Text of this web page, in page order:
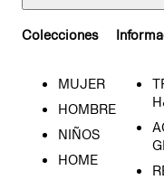
Colecciones
MUJER
HOMBRE
NIÑOS
HOME